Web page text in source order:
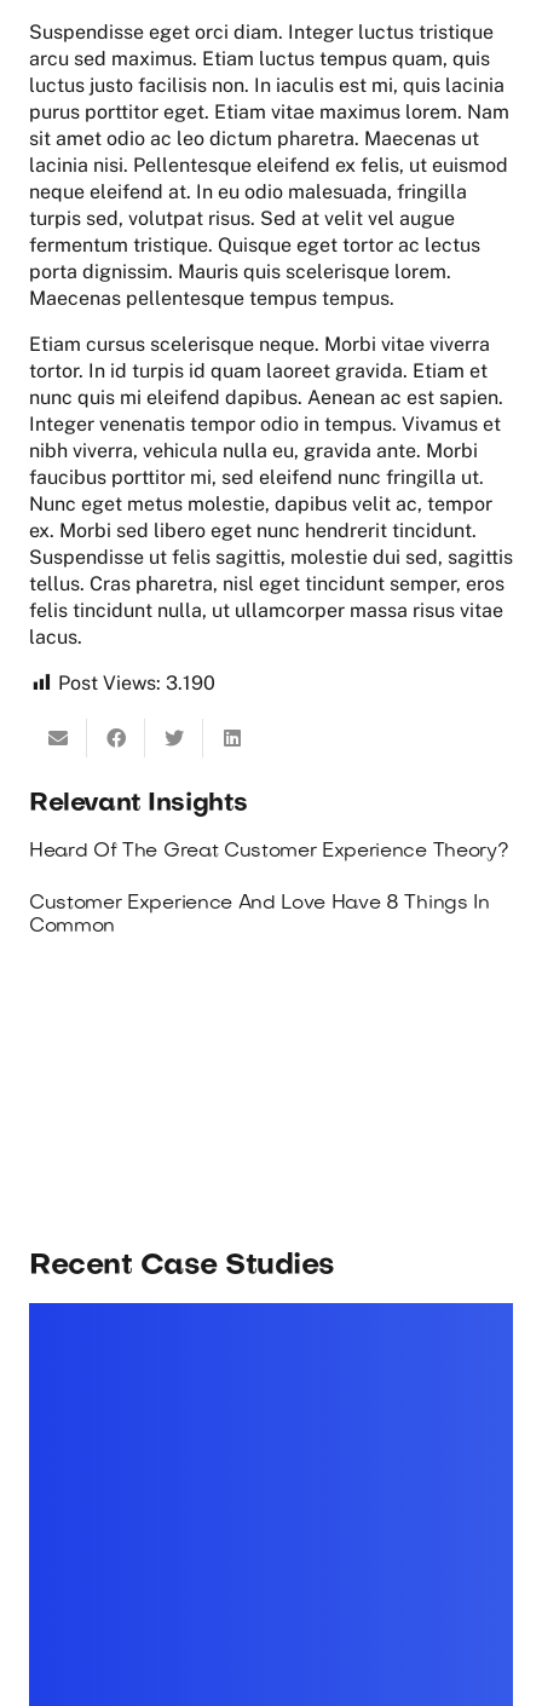
Suspendisse eget orci diam. Integer luctus tristique
arcu sed maximus. Etiam luctus tempus quam, quis
luctus justo facilisis non. In iaculis est mi, quis lacinia
purus porttitor eget. Etiam vitae maximus lorem. Nam
sit amet odio ac leo dictum pharetra. Maecenas ut
lacinia nisi. Pellentesque eleifend ex felis, ut euismod
neque eleifend at. In eu odio malesuada, fringilla
turpis sed, volutpat risus. Sed at velit vel augue
fermentum tristique. Quisque eget tortor ac lectus
porta dignissim. Mauris quis scelerisque lorem.
Maecenas pellentesque tempus tempus.
Etiam cursus scelerisque neque. Morbi vitae viverra
tortor. In id turpis id quam laoreet gravida. Etiam et
nunc quis mi eleifend dapibus. Aenean ac est sapien.
Integer venenatis tempor odio in tempus. Vivamus et
nibh viverra, vehicula nulla eu, gravida ante. Morbi
faucibus porttitor mi, sed eleifend nunc fringilla ut.
Nunc eget metus molestie, dapibus velit ac, tempor
ex. Morbi sed libero eget nunc hendrerit tincidunt.
Suspendisse ut felis sagittis, molestie dui sed, sagittis
tellus. Cras pharetra, nisl eget tincidunt semper, eros
felis tincidunt nulla, ut ullamcorper massa risus vitae
lacus.
Post Views: 3.190
Relevant Insights
Heard Of The Great Customer Experience Theory?
Customer Experience And Love Have 8 Things In
Common
Recent Case Studies